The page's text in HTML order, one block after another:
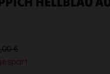
€€169,00